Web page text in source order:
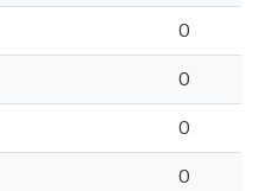
0
0
0
0